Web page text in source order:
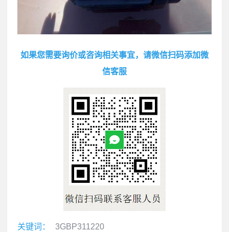
如果您需要询价或咨询相关事宜，请微信扫码添加微
信客服
关键词： 3GBP311220